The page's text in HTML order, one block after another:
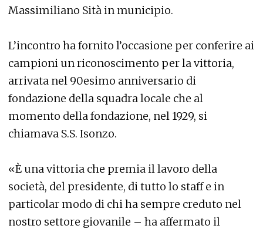
Massimiliano Sità in municipio.
L’incontro ha fornito l’occasione per conferire ai
campioni un riconoscimento per la vittoria,
arrivata nel 90esimo anniversario di
fondazione della squadra locale che al
momento della fondazione, nel 1929, si
chiamava S.S. Isonzo.
«È una vittoria che premia il lavoro della
società, del presidente, di tutto lo staff e in
particolar modo di chi ha sempre creduto nel
nostro settore giovanile – ha affermato il